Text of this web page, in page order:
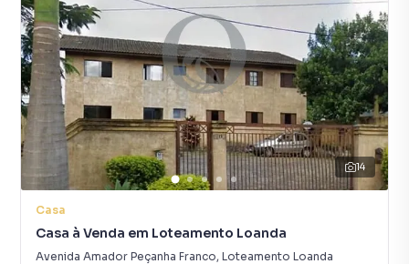
14
Casa
Casa à Venda em Loteamento Loanda
Avenida Amador Peçanha Franco, Loteamento Loanda